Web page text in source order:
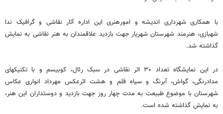
با همکاری شهرداری اندیشه و امورهنری این اداره آثار نقاشی و گرافیک ندا
شهبازی، هنرمند شهرستان شهریار جهت بازدید علاقمندان به هنر نقاشی به نمایش
گذاشته شد.
در این نمایشگاه تعداد ۳۰ اثر نقاشی در سبک رئال، کوبیسم و با تکنیکهای
مدادرنگی، گواش، آبرنگ و سیاه قلم و هشت اثرعکس مهرداد انواری عکاس
شهرستان با موضوع طبیعت به مدت چهار روز جهت بازدید و دوستداران این هنر،
به نمایش گذاشته شده است.